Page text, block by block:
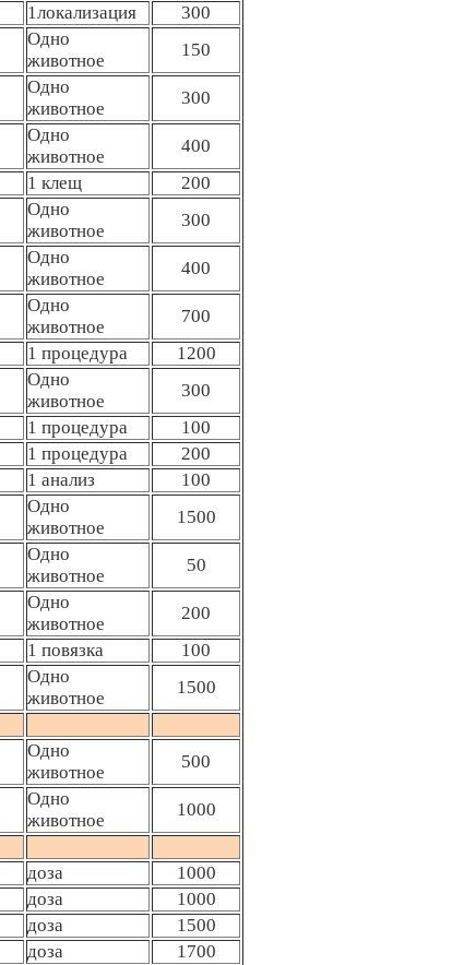
1локализация
300
Одно
животное
150
Одно
животное
300
Одно
животное
400
1 клещ
200
Одно
животное
300
Одно
животное
400
Одно
животное
700
1 процедура
1200
Одно
животное
300
1 процедура
100
1 процедура
200
1 анализ
100
Одно
животное
1500
Одно
животное
50
Одно
животное
200
1 повязка
100
Одно
животное
1500
Одно
животное
500
Одно
животное
1000
доза
1000
доза
1000
доза
1500
доза
1700